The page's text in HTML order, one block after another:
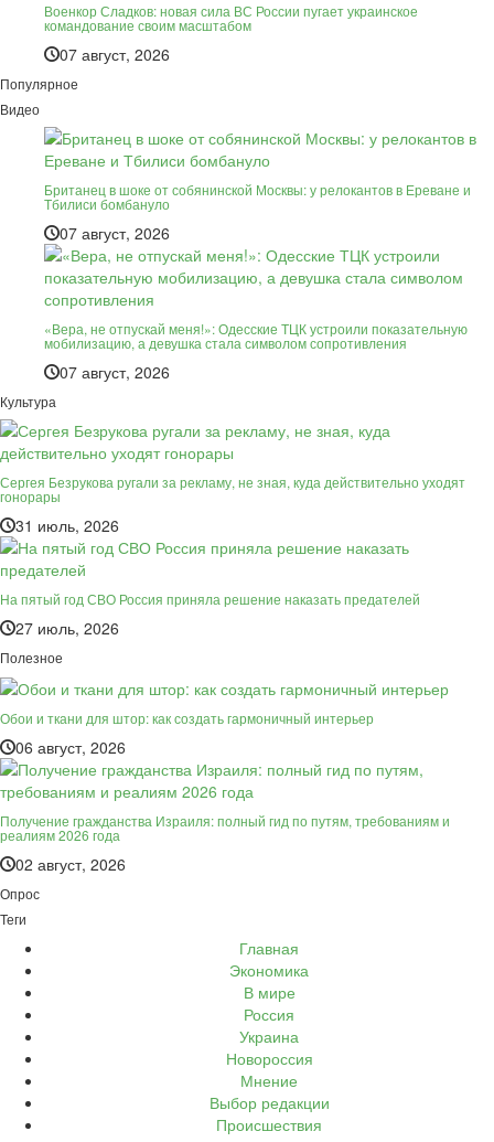
Военкор Сладков: новая сила ВС России пугает украинское
командование своим масштабом
07 август, 2026
Популярное
Видео
Британец в шоке от собянинской Москвы: у релокантов в Ереване и
Тбилиси бомбануло
07 август, 2026
«Вера, не отпускай меня!»: Одесские ТЦК устроили показательную
мобилизацию, а девушка стала символом сопротивления
07 август, 2026
Культура
Сергея Безрукова ругали за рекламу, не зная, куда действительно уходят
гонорары
31 июль, 2026
На пятый год СВО Россия приняла решение наказать предателей
27 июль, 2026
Полезное
Обои и ткани для штор: как создать гармоничный интерьер
06 август, 2026
Получение гражданства Израиля: полный гид по путям, требованиям и
реалиям 2026 года
02 август, 2026
Опрос
Теги
Главная
Экономика
В мире
Россия
Украина
Новороссия
Мнение
Выбор редакции
Происшествия